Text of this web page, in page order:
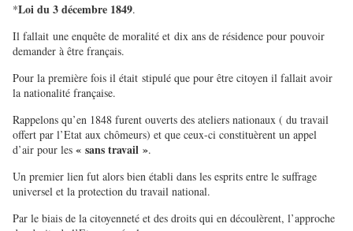
*Loi du 3 décembre 1849.
Il fallait une enquête de moralité et dix ans de résidence pour pouvoir
demander à être français.
Pour la première fois il était stipulé que pour être citoyen il fallait avoir
la nationalité française.
Rappelons qu’en 1848 furent ouverts des ateliers nationaux ( du travail
offert par l’Etat aux chômeurs) et que ceux-ci constituèrent un appel
d’air pour les « sans travail ».
Un premier lien fut alors bien établi dans les esprits entre le suffrage
universel et la protection du travail national.
Par le biais de la citoyenneté et des droits qui en découlèrent, l’approche